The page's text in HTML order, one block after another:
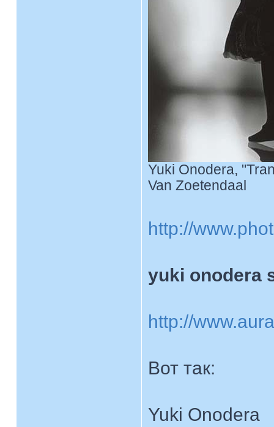
Yuki Onodera,
Van Zoetendaal
http://
yuki onodera
http://
Вот так:
Yuki Onodera